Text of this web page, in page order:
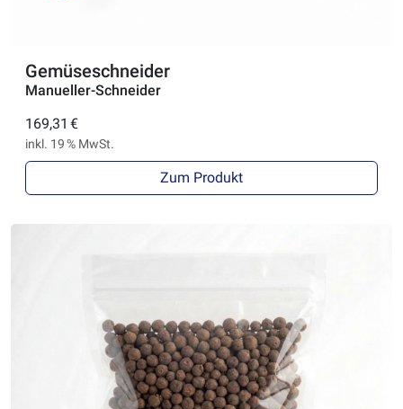
Gemüseschneider
Manueller-Schneider
169,31 €
inkl. 19 % MwSt.
Zum Produkt